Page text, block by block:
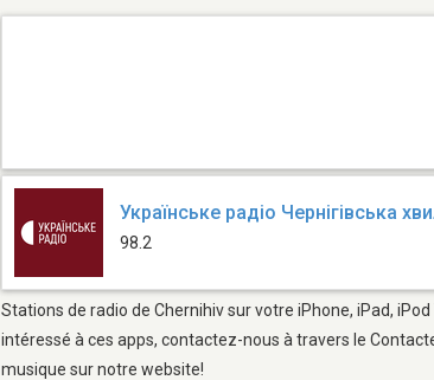
Українське радіо Чернігівська
98.2
Stations de radio de Chernihiv sur votre iPhone, iPad,
intéressé à ces apps, contactez-nous à travers le
musique sur notre website!